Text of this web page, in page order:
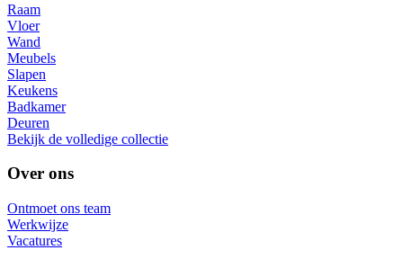
Raam
Vloer
Wand
Meubels
Slapen
Keukens
Badkamer
Deuren
Bekijk de volledige collectie
Over ons
Ontmoet ons team
Werkwijze
Vacatures